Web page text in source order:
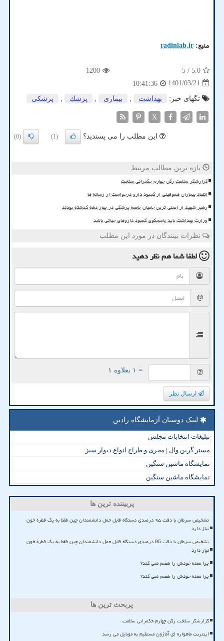
منبع: radinlab.ir
5.0
/ 5
1200
1401/03/21
10:41:36
تگهای خبر:
بهداشت بیماری پزشك پزشكی
X
این مطلب را می پسندید؟ (1)
(0)
تازه ترین مطالب مرتبط
گزارشگر سلامت رکن چهارم حکمرانی سلامت
انتقاد بیماران هموفیلی از کمبود دارو درخواست از رسانه ها
رهبر شهید از اصلی ترین حامیان جامعه پزشکی در چهار دهه گذشته بودند
وزارت بهداشت باید پاسخگوی کمبود داروهای حیاتی باشد
نظرات بینندگان در مورد این مطلب
لطفا شما همنظر دهید
= ۱ بعلاوه ۱
ارسال نظر
لینک دوستان آزمایشگاه رادین
تبلیغات انتخابات مجلس
مستر گرین وال | مجری و طراح انواع دیوار سبز
نمایشگاه ماشین سنگین
نمایشگاه ماشین سنگین
پربیننده ترین ها
تشخیص سرطان با دقت ۹۵ درصدی دستگاه قابل حمل دانشمندان چین فقط به یک قطره خون
نیاز دارد
تشخیص سرطان با دقت 95 درصدی دستگاه قابل حمل دانشمندان چین فقط به یک قطره خون
نیاز دارد
چرا معده خودش را هضم نمی کند؟
چرا معده خودش را هضم نمی کند؟
پربحث ترین ها
گزارشگر سلامت رکن چهارم حکمرانی سلامت
اینترنت ماهواره ای آمازون مستقیم به موبایل می رسد